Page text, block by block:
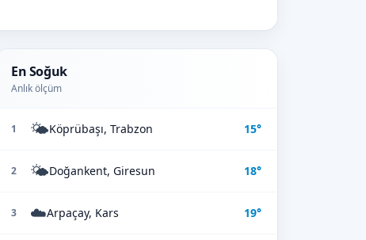
En Soğuk
Anlık ölçüm
1 🌤️Köprübaşı, Trabzon 15°
2 🌤️Doğankent, Giresun 18°
3 ☁️Arpaçay, Kars 19°